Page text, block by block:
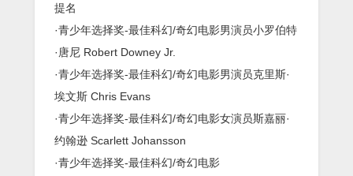
提名
·青少年选择奖-最佳科幻/奇幻电影男演员小罗伯特
·唐尼 Robert Downey Jr.
·青少年选择奖-最佳科幻/奇幻电影男演员克里斯·
埃文斯 Chris Evans
·青少年选择奖-最佳科幻/奇幻电影女演员斯嘉丽·
约翰逊 Scarlett Johansson
·青少年选择奖-最佳科幻/奇幻电影